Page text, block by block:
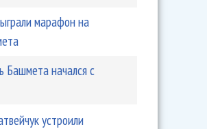
концерт на фестивале
марафон на
Башмета начался с
устроили